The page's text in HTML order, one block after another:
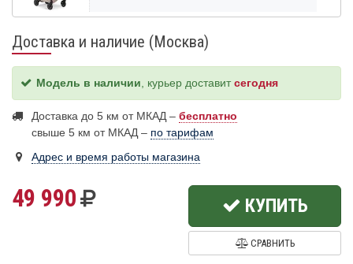
Доставка и наличие (Москва)
Модель в наличии , курьер доставитсегодня
Доставка до 5 км от МКАД – бесплатно
свыше 5 км от МКАД – по тарифам
Адрес и время работы магазина
49 990 КУПИТЬ
СРАВНИТЬ